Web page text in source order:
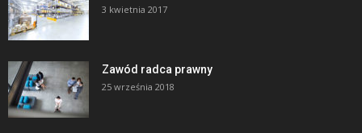
3 kwietnia 2017
Zawód radca prawny
25 września 2018